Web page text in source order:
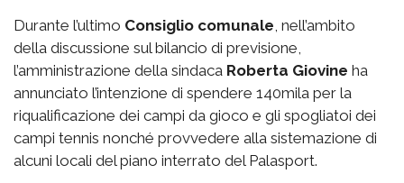
Durante l’ultimo Consiglio comunale, nell’ambito
della discussione sul bilancio di previsione,
l’amministrazione della sindaca Roberta Giovine ha
annunciato l’intenzione di spendere 140mila per la
riqualificazione dei campi da gioco e gli spogliatoi dei
campi tennis nonché provvedere alla sistemazione di
alcuni locali del piano interrato del Palasport.